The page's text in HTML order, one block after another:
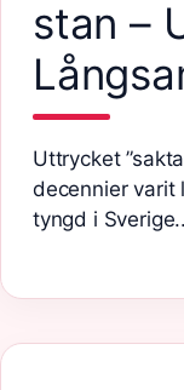
stan –
Uttrycket
decennier varit
tyngd i